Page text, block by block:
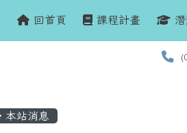
回首頁 課程計畫 潛
本站消息